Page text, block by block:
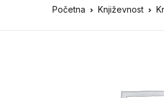
Početna Književnost